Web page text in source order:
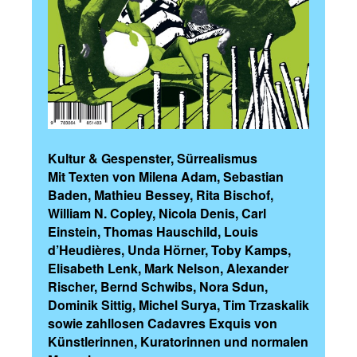
Kultur & Gespenster, Sürrealismus
Mit Texten von Milena Adam, Sebastian
Baden, Mathieu Bessey, Rita Bischof,
William N. Copley, Nicola Denis, Carl
Einstein, Thomas Hauschild, Louis
d’Heudières, Unda Hörner, Toby Kamps,
Elisabeth Lenk, Mark Nelson, Alexander
Rischer, Bernd Schwibs, Nora Sdun,
Dominik Sittig, Michel Surya, Tim Trzaskalik
sowie zahllosen Cadavres Exquis von
Künstlerinnen, Kuratorinnen und normalen